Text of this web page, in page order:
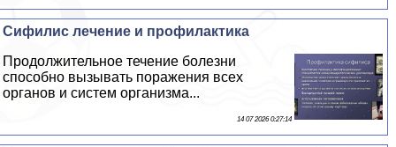
Сифилис лечение и профилактика
Продолжительное течение болезни
способно вызывать поражения всех
органов и систем организма...
14 07 2026 0:27:14